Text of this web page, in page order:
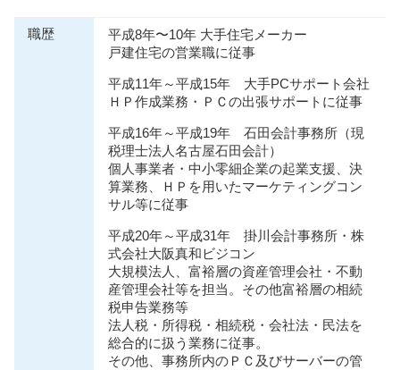
職歴
平成8年〜10年 大手住宅メーカー
戸建住宅の営業職に従事
平成11年～平成15年 大手PCサポート会社
ＨＰ作成業務・ＰＣの出張サポートに従事
平成16年～平成19年 石田会計事務所（現
税理士法人名古屋石田会計）
個人事業者・中小零細企業の起業支援、決
算業務、ＨＰを用いたマーケティングコン
サル等に従事
平成20年～平成31年 掛川会計事務所・株
式会社大阪真和ビジコン
大規模法人、富裕層の資産管理会社・不動
産管理会社等を担当。その他富裕層の相続
税申告業務等
法人税・所得税・相続税・会社法・⺠法を
総合的に扱う業務に従事。
その他、事務所内のＰＣ及びサーバーの管